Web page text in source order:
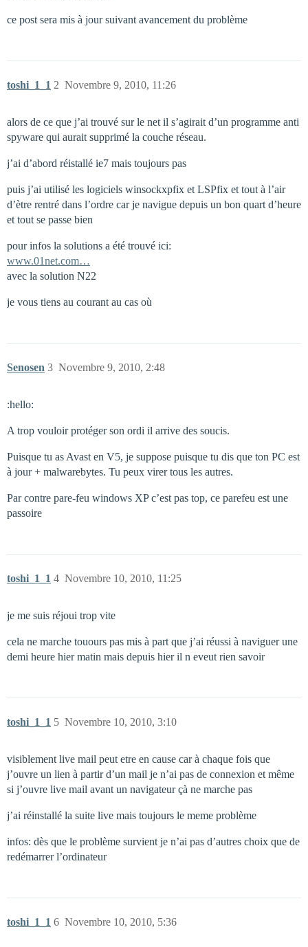
ce post sera mis à jour suivant avancement du problème
toshi_1_1 Novembre 9, 2010, 11:26
2
alors de ce que j’ai trouvé sur le net il s’agirait d’un programme anti
spyware qui aurait supprimé la couche réseau.
j’ai d’abord réistallé ie7 mais toujours pas
puis j’ai utilisé les logiciels winsockxpfix et LSPfix et tout à l’air
d’ètre rentré dans l’ordre car je navigue depuis un bon quart d’heure
et tout se passe bien
pour infos la solutions a été trouvé ici:
www.01net.com…
avec la solution N22
je vous tiens au courant au cas où
Senosen Novembre 9, 2010, 2:48
3
:hello:
A trop vouloir protéger son ordi il arrive des soucis.
Puisque tu as Avast en V5, je suppose puisque tu dis que ton PC est
à jour + malwarebytes. Tu peux virer tous les autres.
Par contre pare-feu windows XP c’est pas top, ce parefeu est une
passoire
toshi_1_1 Novembre 10, 2010, 11:25
4
je me suis réjoui trop vite
cela ne marche touours pas mis à part que j’ai réussi à naviguer une
demi heure hier matin mais depuis hier il n eveut rien savoir
toshi_1_1 Novembre 10, 2010, 3:10
5
visiblement live mail peut etre en cause car à chaque fois que
j’ouvre un lien à partir d’un mail je n’ai pas de connexion et même
si j’ouvre live mail avant un navigateur çà ne marche pas
j’ai réinstallé la suite live mais toujours le meme problème
infos: dès que le problème survient je n’ai pas d’autres choix que de
redémarrer l’ordinateur
toshi_1_1 Novembre 10, 2010, 5:36
6